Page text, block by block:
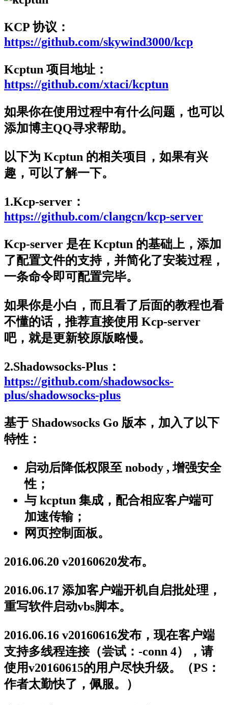
KCP 协议：
https://github.com/skywind3000/kcp
Kcptun 项目地址：
https://github.com/xtaci/kcptun
如果你在使用过程中有什么问题，也可以
添加博主QQ寻求帮助。
以下为 Kcptun 的相关项目，如果有兴
趣，可以了解一下。
1.Kcp-server：
https://github.com/clangcn/kcp-server
Kcp-server 是在 Kcptun 的基础上，添加
了配置文件的支持，并简化了安装过程，
一条命令即可配置完毕。
如果你是小白，而且看了后面的教程也看
不懂的话，推荐直接使用 Kcp-server
吧，就是更新较原版略慢。
2.Shadowsocks-Plus：
https://github.com/shadowsocks-
plus/shadowsocks-plus
基于 Shadowsocks Go 版本，加入了以下
特性：
启动后降低权限至 nobody , 增强安全
性；
与 kcptun 集成，配合相应客户端可
加速传输；
网页控制面板。
2016.06.20 v20160620发布。
2016.06.17 添加客户端开机自启批处理，
重写软件启动vbs脚本。
2016.06.16 v20160616发布，现在客户端
支持多线程连接（尝试：-conn 4），请
使用v20160615的用户尽快升级。（PS：
作者太勤快了，佩服。）